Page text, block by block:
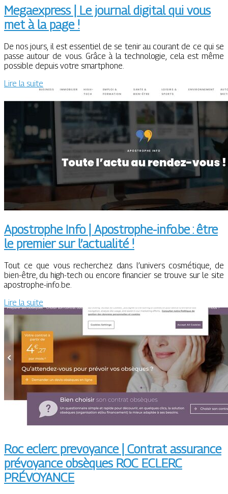
Megaexpress | Le journal digital qui vous
met à la page !
De nos jours, il est essentiel de se tenir au courant de ce qui se
passe autour de vous. Grâce à la technologie, cela est même
possible depuis votre smartphone.
Lire la suite
Apostrophe Info | Apostrophe-info.be : être
le premier sur l’actualité !
Tout ce que vous recherchez dans l’univers cosmétique, de
bien-être, du high-tech ou encore financier se trouve sur le site
apostrophe-info.be.
Lire la suite
Roc eclerc prevoyance | Contrat assurance
prévoyance obsèques ROC ECLERC
PRÉVOYANCE